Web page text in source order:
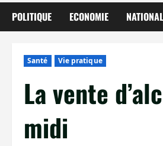
POLITIQUE ECONOMIE NATIONAL
Santé Vie pratique
La vente
midi